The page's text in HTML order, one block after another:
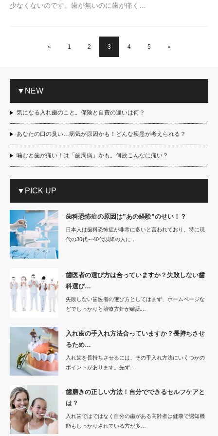
少なくないのです。歯が無いのに歯が痛く…
« 1 2 3 4 5 »
▼NEW
気になる入れ歯のこと。保険と自費の違いは何？
あなたの口の臭い…病気が原因かも！どんな疾患が考えられる？
噛むと歯が痛い！は「歯周病」かも。何故こんなに痛い？
▼PICK UP
歯科恐怖症の原因は”あの経験”のせい！？
日本人は歯科恐怖症が非常に多いと言われており、特に現
代の30代～40代以降の人に…
歯医者の選び方は合っていますか？失敗しない歯
科選び…
失敗しない歯医者の選び方としてはまず、ホームページな
どでしっかりと治療方針が確認…
入れ歯の手入れ方法合っていますか？長持ちさせ
るため…
入れ歯を長持ちさせるには、その手入れ方法にいくつかの
ポイントがあります。先ず…
歯磨きの正しい方法！自分でできるセルフケアと
は？
入れ歯ではではなく自分の歯がある高齢者は健康で認知機
能もしっかりされている方が多…